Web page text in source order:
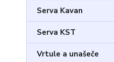
Serva Kavan
Serva KST
Vrtule a unašeče